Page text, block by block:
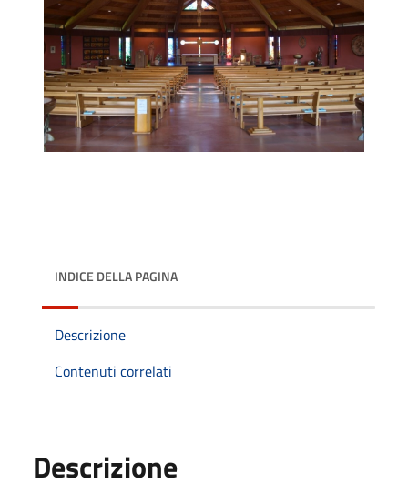
INDICE DELLA PAGINA
Descrizione
Contenuti correlati
Descrizione